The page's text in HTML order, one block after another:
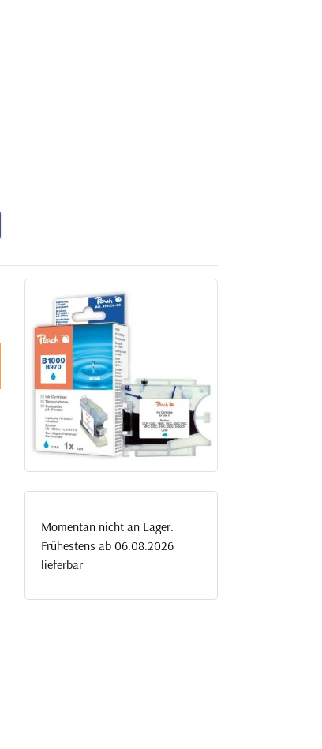
Momentan nicht an Lager.
Frühestens ab 06.08.2026
lieferbar